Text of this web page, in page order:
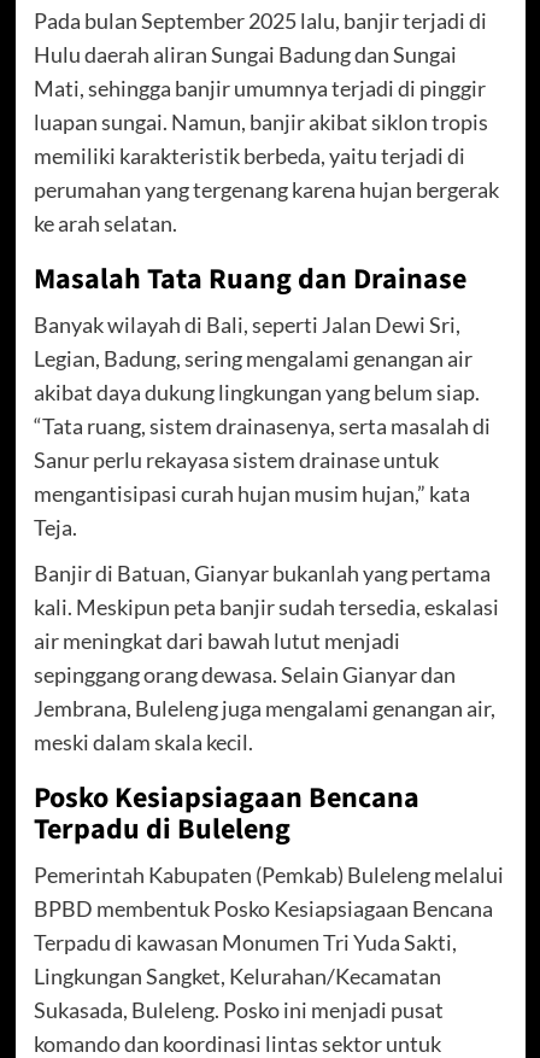
Pada bulan September 2025 lalu, banjir terjadi di
Hulu daerah aliran Sungai Badung dan Sungai
Mati, sehingga banjir umumnya terjadi di pinggir
luapan sungai. Namun, banjir akibat siklon tropis
memiliki karakteristik berbeda, yaitu terjadi di
perumahan yang tergenang karena hujan bergerak
ke arah selatan.
Masalah Tata Ruang dan Drainase
Banyak wilayah di Bali, seperti Jalan Dewi Sri,
Legian, Badung, sering mengalami genangan air
akibat daya dukung lingkungan yang belum siap.
“Tata ruang, sistem drainasenya, serta masalah di
Sanur perlu rekayasa sistem drainase untuk
mengantisipasi curah hujan musim hujan,” kata
Teja.
Banjir di Batuan, Gianyar bukanlah yang pertama
kali. Meskipun peta banjir sudah tersedia, eskalasi
air meningkat dari bawah lutut menjadi
sepinggang orang dewasa. Selain Gianyar dan
Jembrana, Buleleng juga mengalami genangan air,
meski dalam skala kecil.
Posko Kesiapsiagaan Bencana
Terpadu di Buleleng
Pemerintah Kabupaten (Pemkab) Buleleng melalui
BPBD membentuk Posko Kesiapsiagaan Bencana
Terpadu di kawasan Monumen Tri Yuda Sakti,
Lingkungan Sangket, Kelurahan/Kecamatan
Sukasada, Buleleng. Posko ini menjadi pusat
komando dan koordinasi lintas sektor untuk